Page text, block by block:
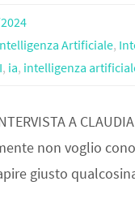
Artificiale,
, ia, intelligenza
A
non voglio
giusto